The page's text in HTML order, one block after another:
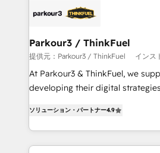
Program, HubSpot.
data hygiene, and tailored HubSpot
a global consultancy with the
boutique firm. At Triario, we’re
but small enough to listen. Our Services: HubSpot
implementations & data
Website design Let’s turn your CRM into your growth
engine!
Parkour3 / ThinkFuel
提供元：Parkour3 / ThinkFuel インス
At Parkour3 & ThinkFuel, we
developing their digital
sales processes to generate
from Strategy to Operations. We
onboarding and
ソリューション・パートナー4.9